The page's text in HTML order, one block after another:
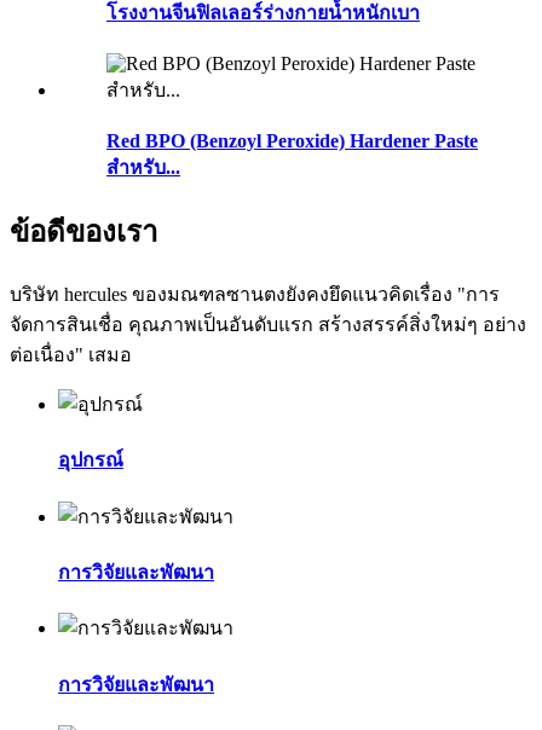
โรงงานจีนฟิลเลอร์ร่างกายน้ำหนักเบา
Red BPO (Benzoyl Peroxide) Hardener Paste
สำหรับ...
ข้อดีของเรา
บริษัท hercules ของมณฑลซานตงยังคงยึดแนวคิดเรื่อง "การ
จัดการสินเชื่อ คุณภาพเป็นอันดับแรก สร้างสรรค์สิ่งใหม่ๆ อย่าง
ต่อเนื่อง" เสมอ
อุปกรณ์
การวิจัยและพัฒนา
การวิจัยและพัฒนา